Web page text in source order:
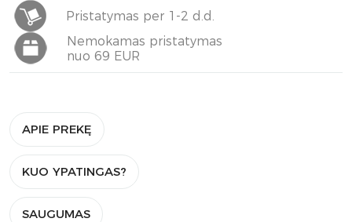
Pristatymas per 1-2 d.d.
Nemokamas pristatymas
nuo 69 EUR
APIE PREKĘ
KUO YPATINGAS?
SAUGUMAS